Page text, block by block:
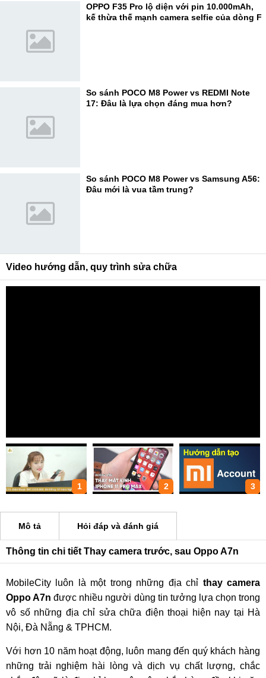
OPPO F35 Pro lộ diện với pin 10.000mAh,
kế thừa thế mạnh camera selfie của dòng F
So sánh POCO M8 Power vs REDMI Note
17: Đâu là lựa chọn đáng mua hơn?
So sánh POCO M8 Power vs Samsung A56:
Đâu mới là vua tầm trung?
Video hướng dẫn, quy trình sửa chữa
1 2 3
Mô tả Hỏi đáp và đánh giá
Thông tin chi tiết Thay camera trước, sau Oppo A7n
MobileCity luôn là một trong những địa chỉ thay camera
Oppo A7n được nhiều người dùng tin tưởng lựa chọn trong
vô số những địa chỉ sửa chữa điện thoại hiện nay tại Hà
Nội, Đà Nẵng & TPHCM.
Với hơn 10 năm hoạt động, luôn mang đến quý khách hàng
những trải nghiệm hài lòng và dịch vụ chất lượng, chắc